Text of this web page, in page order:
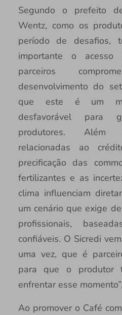
Segundo o prefeito
Wentz, como os
período de desafios,
importante o
parceiros
desenvolvimento do
que este é um
desfavorável para
produtores. Além
relacionadas ao
precificação das
fertilizantes e as
clima influenciam
um cenário que exige
profissionais,
confiáveis. O Sicredi
uma vez, que é
para que o produtor
enfrentar esse
Ao promover o Café